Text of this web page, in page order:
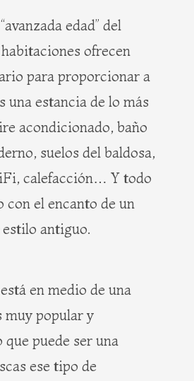
edad” del
ofrecen
para proporcionar a
una estancia de lo más
acondicionado, baño
suelos del baldosa,
calefacción… Y todo
con el encanto de un
antiguo.
en medio de una
muy popular y
puede ser una
ese tipo de